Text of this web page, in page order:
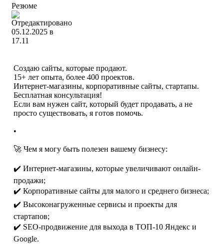
Резюме
Создаю сайты, которые продают.
15+ лет опыта, более 400 проектов.
Интернет-магазины, корпоративные сайты, стартапы.
Бесплатная консультация!
Если вам нужен сайт, который будет продавать, а не
просто существовать, я готов помочь.
•
🚀 Чем я могу быть полезен вашему бизнесу:
✔️ Интернет-магазины, которые увеличивают онлайн-
продажи;
✔️ Корпоративные сайты для малого и среднего бизнеса;
✔️ Высоконагруженные сервисы и проекты для
стартапов;
✔️ SEO-продвижение для выхода в ТОП-10 Яндекс и
Google.